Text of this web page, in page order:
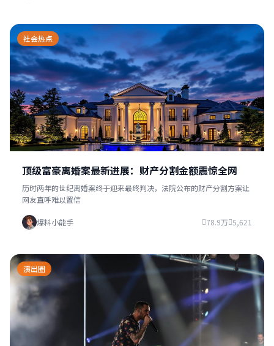
社会热点
顶级富豪离婚案最新进展：财产分割金额震惊全网
历时两年的世纪离婚案终于迎来最终判决，法院公布的财产分割方案让
网友直呼难以置信
爆料小能手 78.9万 5,621
演出圈